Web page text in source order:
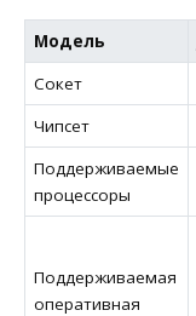
Модель
Сокет
Чипсет
Поддерживаемые
процессоры
Поддерживаемая
оперативная